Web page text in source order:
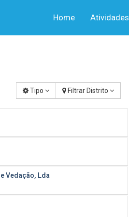
Home Atividades
Tipo Filtrar Distrito
Vedação, Lda